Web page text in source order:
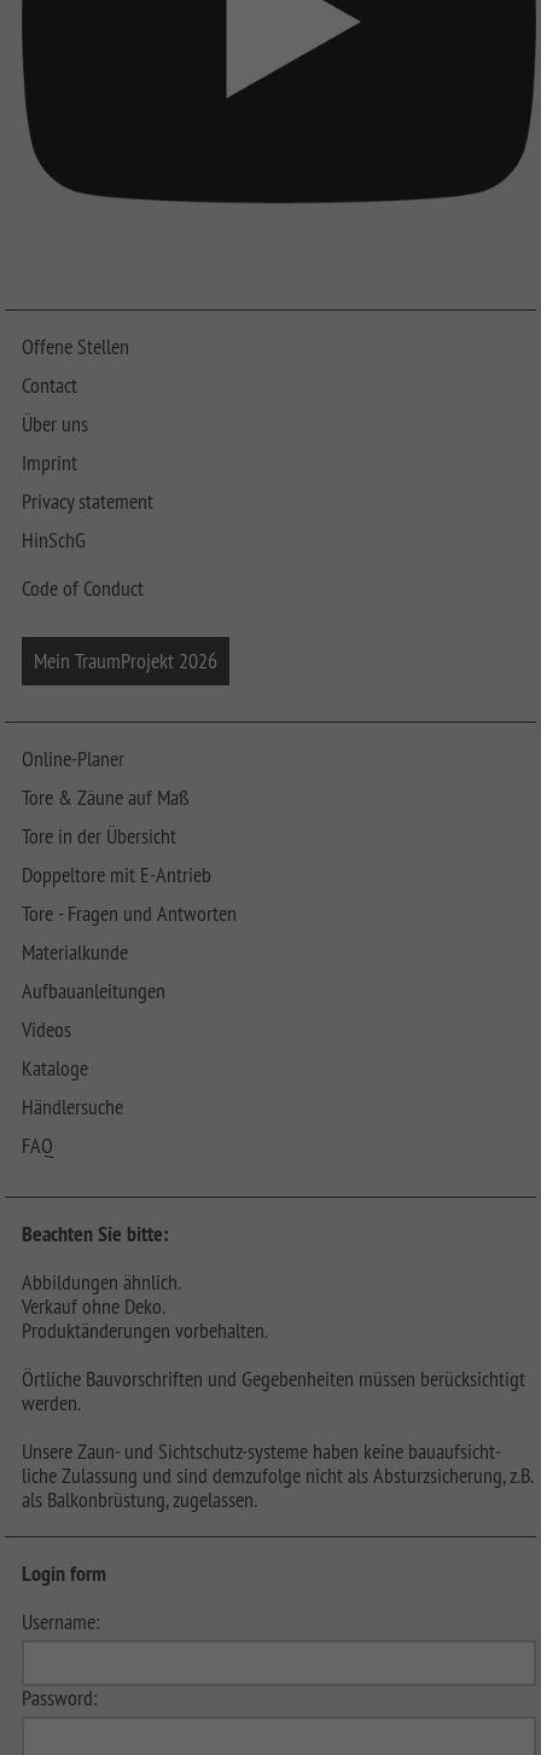
Offene Stellen
Contact
Über uns
Imprint
Privacy statement
HinSchG
Code of Conduct
Mein TraumProjekt 2026
Online-Planer
Tore & Zäune auf Maß
Tore in der Übersicht
Doppeltore mit E-Antrieb
Tore - Fragen und Antworten
Materialkunde
Aufbauanleitungen
Videos
Kataloge
Händlersuche
FAQ
Beachten Sie bitte:
Abbildungen ähnlich.
Verkauf ohne Deko.
Produktänderungen vorbehalten.
Örtliche Bauvorschriften und Gegebenheiten müssen berücksichtigt
werden.
Unsere Zaun- und Sichtschutz-systeme haben keine bauaufsicht-
liche Zulassung und sind demzufolge nicht als Absturzsicherung, z.B.
als Balkonbrüstung, zugelassen.
Login form
Username:
Password: